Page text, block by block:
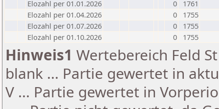
Elozahl per 01.01.2026
0
1761
Elozahl per 01.04.2026
0
1755
Elozahl per 01.07.2026
0
1755
Elozahl per 01.10.2026
0 1755
Hinweis1 Wertebereich Feld
blank ... Partie gewertet in
V ... Partie gewertet in